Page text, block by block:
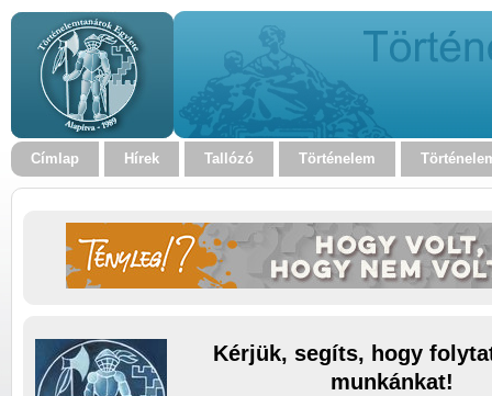
Címlap Hírek Tallózó Történelem
Kérjük, segíts, hogy
munkánkat!